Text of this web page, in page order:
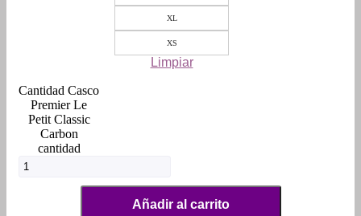
XL
XS
Limpiar
Casco
Premier Le
Petit Classic
Carbon
cantidad
Añadir al carrito